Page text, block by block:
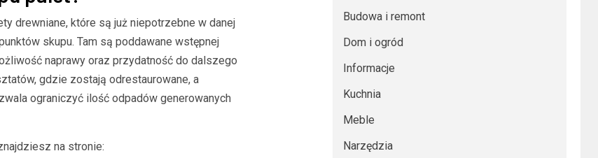
drewniane, które są już niepotrzebne w danej
skupu. Tam są poddawane wstępnej
naprawy oraz przydatność do dalszego
gdzie zostają odrestaurowane, a
ograniczyć ilość odpadów generowanych
na stronie:
Budowa i remont
Dom i ogród
Informacje
Kuchnia
Meble
Narzędzia